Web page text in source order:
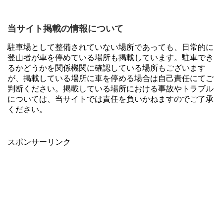
当サイト掲載の情報について
駐車場として整備されていない場所であっても、日常的に
登山者が車を停めている場所も掲載しています。駐車でき
るかどうかを関係機関に確認している場所もございます
が、掲載している場所に車を停める場合は自己責任にてご
判断ください。掲載している場所における事故やトラブル
については、当サイトでは責任を負いかねますのでご了承
ください。
スポンサーリンク